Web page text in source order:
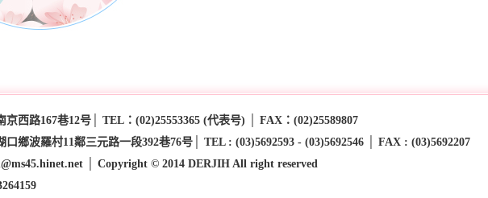
京西路167巷12号│ TEL：(02)25553365 (代表号) │ FAX：(02)25589807
口鄉波羅村11鄰三元路一段392巷76号│ TEL : (03)5692593 - (03)5692546 │ FAX : (03)5692207
│ Copyright © 2014 DERJIH All right reserved